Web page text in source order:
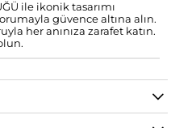
ile ikonik tasarımı
güvence altına alın.
her anınıza zarafet katın.